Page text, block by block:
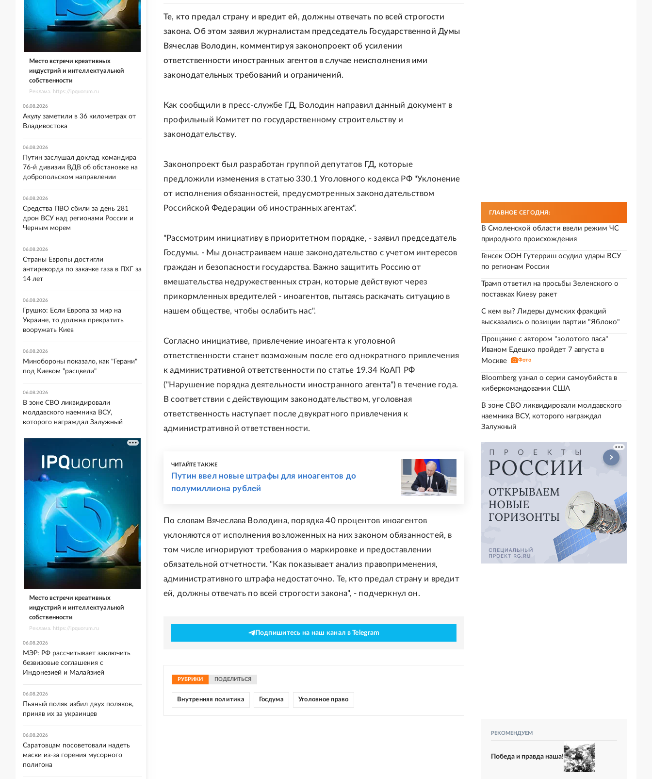
Те, кто предал страну и вредит ей, должны отвечать по всей строгости
закона. Об этом заявил журналистам председатель Государственной Думы
Вячеслав Володин, комментируя законопроект об усилении
ответственности иностранных агентов в случае неисполнения ими
законодательных требований и ограничений.
Как сообщили в пресс-службе ГД, Володин направил данный документ в
профильный Комитет по государственному строительству и
законодательству.
Законопроект был разработан группой депутатов ГД, которые
предложили изменения в статью 330.1 Уголовного кодекса РФ "Уклонение
от исполнения обязанностей, предусмотренных законодательством
Российской Федерации об иностранных агентах".
"Рассмотрим инициативу в приоритетном порядке, - заявил председатель
Госдумы. - Мы донастраиваем наше законодательство с учетом интересов
граждан и безопасности государства. Важно защитить Россию от
вмешательства недружественных стран, которые действуют через
прикормленных вредителей - иноагентов, пытаясь раскачать ситуацию в
нашем обществе, чтобы ослабить нас".
Согласно инициативе, привлечение иноагента к уголовной
ответственности станет возможным после его однократного привлечения
к административной ответственности по статье 19.34 КоАП РФ
("Нарушение порядка деятельности иностранного агента") в течение года.
В соответствии с действующим законодательством, уголовная
ответственность наступает после двукратного привлечения к
административной ответственности.
ЧИТАЙТЕ ТАКЖЕ
Путин ввел новые штрафы для иноагентов до
полумиллиона рублей
По словам Вячеслава Володина, порядка 40 процентов иноагентов
уклоняются от исполнения возложенных на них законом обязанностей, в
том числе игнорируют требования о маркировке и предоставлении
обязательной отчетности. "Как показывает анализ правоприменения,
административного штрафа недостаточно. Те, кто предал страну и вредит
ей, должны отвечать по всей строгости закона", - подчеркнул он.
Подпишитесь на наш канал в Telegram
РУБРИКИ ПОДЕЛИТЬСЯ
Внутренняя политика Госдума Уголовное право
ГЛАВНОЕ СЕГОДНЯ:
В Смоленской области ввели режим ЧС
природного происхождения
Генсек ООН Гутерриш осудил удары ВСУ
по регионам России
Трамп ответил на просьбы Зеленского о
поставках Киеву ракет
С кем вы? Лидеры думских фракций
высказались о позиции партии "Яблоко"
Прощание с автором "золотого паса"
Иваном Едешко пройдет 7 августа в
Москве
Фото
Bloomberg узнал о серии самоубийств в
киберкомандовании США
В зоне СВО ликвидировали молдавского
наемника ВСУ, которого награждал
Залужный
РЕКОМЕНДУЕМ
Победа и правда наша!
Место встречи креативных
индустрий и интеллектуальной
собственности
Реклама. https://ipquorum.ru
06.08.2026
Акулу заметили в 36 километрах от
Владивостока
06.08.2026
Путин заслушал доклад командира
76-й дивизии ВДВ об обстановке на
добропольском направлении
06.08.2026
Средства ПВО сбили за день 281
дрон ВСУ над регионами России и
Черным морем
06.08.2026
Страны Европы достигли
антирекорда по закачке газа в ПХГ за
14 лет
06.08.2026
Грушко: Если Европа за мир на
Украине, то должна прекратить
вооружать Киев
06.08.2026
Минобороны показало, как "Герани"
под Киевом "расцвели"
06.08.2026
В зоне СВО ликвидировали
молдавского наемника ВСУ,
которого награждал Залужный
Место встречи креативных
индустрий и интеллектуальной
собственности
Реклама. https://ipquorum.ru
06.08.2026
МЭР: РФ рассчитывает заключить
безвизовые соглашения с
Индонезией и Малайзией
06.08.2026
Пьяный поляк избил двух поляков,
приняв их за украинцев
06.08.2026
Саратовцам посоветовали надеть
маски из-за горения мусорного
полигона